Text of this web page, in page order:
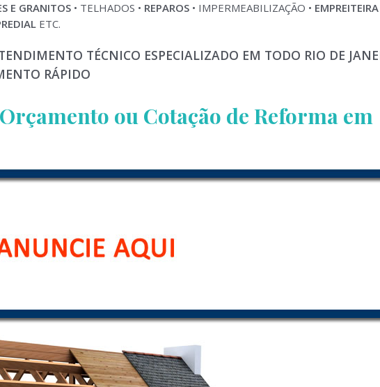
E GRANITOS • TELHADOS • REPAROS • IMPERMEABILIZAÇÃO • EMPREITEIRA
ETC.
TÉCNICO ESPECIALIZADO EM TODO RIO DE
RÁPIDO
ou Cotação de Reforma em